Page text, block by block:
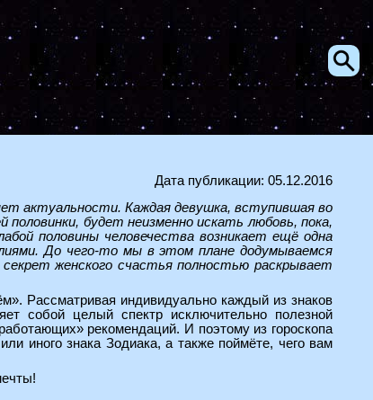
Дата публикации: 05.12.2016
актуальности. Каждая девушка, вступившая во
будет неизменно искать любовь, пока,
половины человечества возникает ещё одна
До чего-то мы в этом плане додумываемся
женского счастья полностью раскрывает
Рассматривая индивидуально каждый из знаков
собой целый спектр исключительно полезной
рекомендаций. И поэтому из гороскопа
иного знака Зодиака, а также поймёте, чего вам